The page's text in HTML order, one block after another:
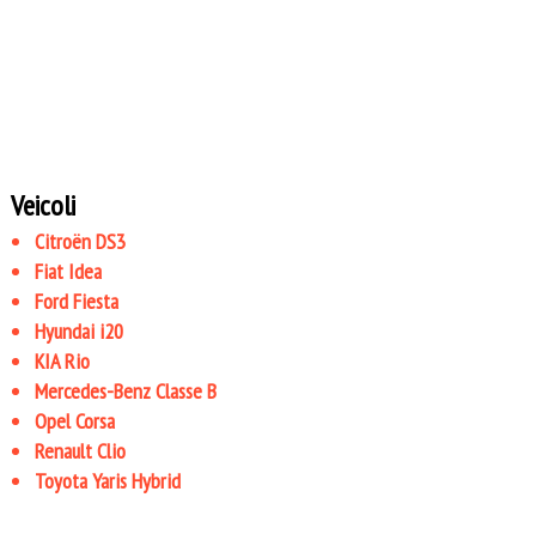
Veicoli
Citroën DS3
Fiat Idea
Ford Fiesta
Hyundai i20
KIA Rio
Mercedes-Benz Classe B
Opel Corsa
Renault Clio
Toyota Yaris Hybrid